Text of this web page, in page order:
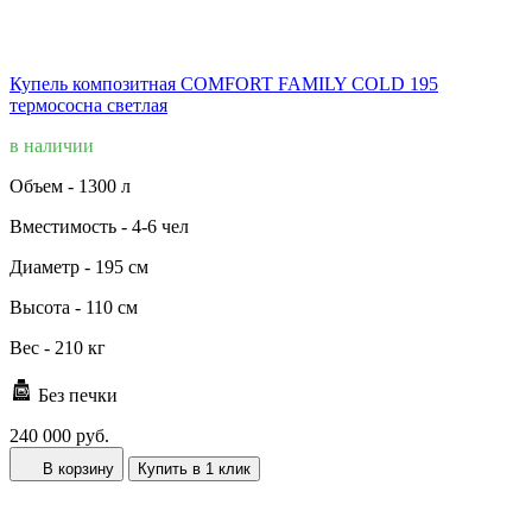
Купель композитная COMFORT FAMILY COLD 195
термососна светлая
в наличии
Объем - 1300 л
Вместимость - 4-6 чел
Диаметр - 195 см
Высота - 110 см
Вес - 210 кг
Без печки
240 000 руб.
В корзину Купить в 1 клик